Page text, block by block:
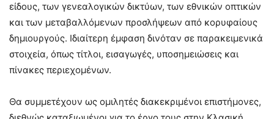
είδους, των γενεαλογικών δικτύων, των εθνικών οπτικών
και των μεταβαλλόμενων προσλήψεων από κορυφαίους
δημιουργούς. Ιδιαίτερη έμφαση δινόταν σε παρακειμενικά
στοιχεία, όπως τίτλοι, εισαγωγές, υποσημειώσεις και
πίνακες περιεχομένων.
Θα συμμετέχουν ως ομιλητές διακεκριμένοι επιστήμονες,